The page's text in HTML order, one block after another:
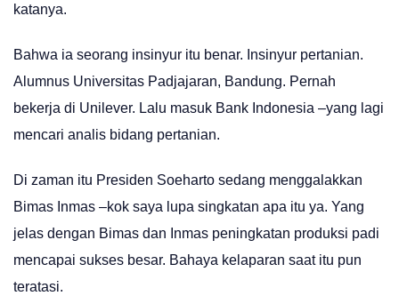
katanya.
Bahwa ia seorang insinyur itu benar. Insinyur pertanian.
Alumnus Universitas Padjajaran, Bandung. Pernah
bekerja di Unilever. Lalu masuk Bank Indonesia –yang lagi
mencari analis bidang pertanian.
Di zaman itu Presiden Soeharto sedang menggalakkan
Bimas Inmas –kok saya lupa singkatan apa itu ya. Yang
jelas dengan Bimas dan Inmas peningkatan produksi padi
mencapai sukses besar. Bahaya kelaparan saat itu pun
teratasi.